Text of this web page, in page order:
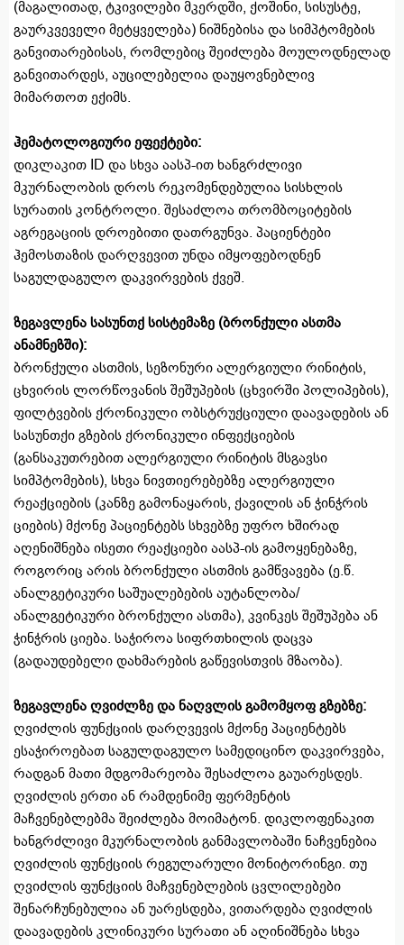
(მაგალითად, ტკივილები მკერდში, ქოშინი, სისუსტე,
გაურკვეველი მეტყველება) ნიშნებისა და სიმპტომების
განვითარებისას, რომლებიც შეიძლება მოულოდნელად
განვითარდეს, აუცილებელია დაუყოვნებლივ
მიმართოთ ექიმს.
ჰემატოლოგიური ეფექტები:
დიკლაკით ID და სხვა აასპ-ით ხანგრძლივი
მკურნალობის დროს რეკომენდებულია სისხლის
სურათის კონტროლი. შესაძლოა თრომბოციტების
აგრეგაციის დროებითი დათრგუნვა. პაციენტები
ჰემოსთაზის დარღვევით უნდა იმყოფებოდნენ
საგულდაგულო დაკვირვების ქვეშ.
ზეგავლენა სასუნთქ სისტემაზე (ბრონქული ასთმა
ანამნეზში):
ბრონქული ასთმის, სეზონური ალერგიული რინიტის,
ცხვირის ლორწოვანის შეშუპების (ცხვირში პოლიპების),
ფილტვების ქრონიკული ობსტრუქციული დაავადების ან
სასუნთქი გზების ქრონიკული ინფექციების
(განსაკუთრებით ალერგიული რინიტის მსგავსი
სიმპტომების), სხვა ნივთიერებებზე ალერგიული
რეაქციების (კანზე გამონაყარის, ქავილის ან ჭინჭრის
ციების) მქონე პაციენტებს სხვებზე უფრო ხშირად
აღენიშნება ისეთი რეაქციები აასპ-ის გამოყენებაზე,
როგორიც არის ბრონქული ასთმის გამწვავება (ე.წ.
ანალგეტიკური საშუალებების აუტანლობა/
ანალგეტიკური ბრონქული ასთმა), კვინკეს შეშუპება ან
ჭინჭრის ციება. საჭიროა სიფრთხილის დაცვა
(გადაუდებელი დახმარების გაწევისთვის მზაობა).
ზეგავლენა ღვიძლზე და ნაღვლის გამომყოფ გზებზე:
ღვიძლის ფუნქციის დარღვევის მქონე პაციენტებს
ესაჭიროებათ საგულდაგულო სამედიცინო დაკვირვება,
რადგან მათი მდგომარეობა შესაძლოა გაუარესდეს.
ღვიძლის ერთი ან რამდენიმე ფერმენტის
მაჩვენებლებმა შეიძლება მოიმატონ. დიკლოფენაკით
ხანგრძლივი მკურნალობის განმავლობაში ნაჩვენებია
ღვიძლის ფუნქციის რეგულარული მონიტორინგი. თუ
ღვიძლის ფუნქციის მაჩვენებლების ცვლილებები
შენარჩუნებულია ან უარესდება, ვითარდება ღვიძლის
დაავადების კლინიკური სურათი ან აღინიშნება სხვა